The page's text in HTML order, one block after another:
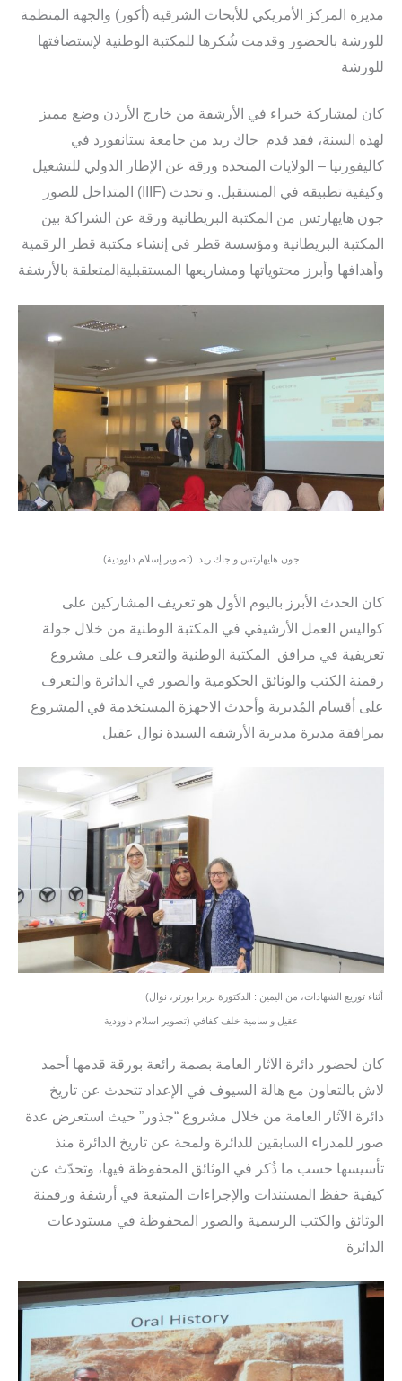
مديرة المركز الأمريكي للأبحاث الشرقية (أكور) والجهة المنظمة
للورشة بالحضور وقدمت شُكرها للمكتبة الوطنية لإستضافتها
للورشة
كان لمشاركة خبراء في الأرشفة من خارج الأردن وضع مميز
لهذه السنة، فقد قدم جاك ريد من جامعة ستانفورد في
كاليفورنيا – الولايات المتحده ورقة عن الإطار الدولي للتشغيل
المتداخل للصور (IIIF) وكيفية تطبيقه في المستقبل. و تحدث
جون هايهارتس من المكتبة البريطانية ورقة عن الشراكة بين
المكتبة البريطانية ومؤسسة قطر في إنشاء مكتبة قطر الرقمية
وأهدافها وأبرز محتوياتها ومشاريعها المستقبليةالمتعلقة بالأرشفة
(جون هايهارتس و جاك ريد (تصوير إسلام داوودية
كان الحدث الأبرز باليوم الأول هو تعريف المشاركين على
كواليس العمل الأرشيفي في المكتبة الوطنية من خلال جولة
تعريفية في مرافق المكتبة الوطنية والتعرف على مشروع
رقمنة الكتب والوثائق الحكومية والصور في الدائرة والتعرف
على أقسام المُديرية وأحدث الاجهزة المستخدمة في المشروع
بمرافقة مديرة مديرية الأرشفه السيدة نوال عقيل
(أثناء توزيع الشهادات، من اليمين : الدكتورة بربرا بورتر، نوال
عقيل و سامية خلف كفافي (تصوير اسلام داوودية
كان لحضور دائرة الآثار العامة بصمة رائعة بورقة قدمها أحمد
لاش بالتعاون مع هالة السيوف في الإعداد تتحدث عن تاريخ
دائرة الآثار العامة من خلال مشروع “جذور” حيث استعرض عدة
صور للمدراء السابقين للدائرة ولمحة عن تاريخ الدائرة منذ
تأسيسها حسب ما ذُكر في الوثائق المحفوظة فيها، وتحدّث عن
كيفية حفظ المستندات والإجراءات المتبعة في أرشفة ورقمنة
الوثائق والكتب الرسمية والصور المحفوظة في مستودعات
الدائرة